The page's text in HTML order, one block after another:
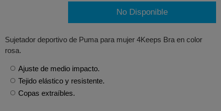
No Disponible
Sujetador deportivo de Puma para mujer 4Keeps Bra en color
rosa.
Ajuste de medio impacto.
Tejido elástico y resistente.
Copas extraíbles.